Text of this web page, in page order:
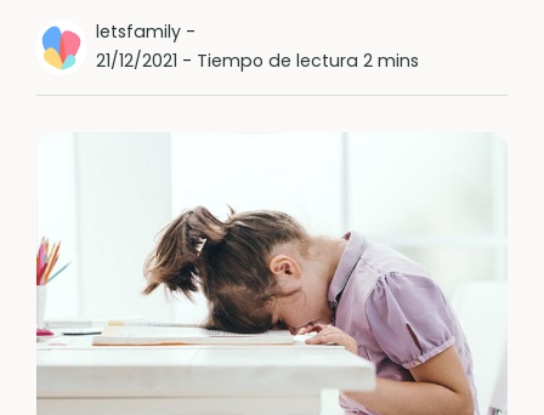
letsfamily -
21/12/2021 - Tiempo de lectura 2 mins